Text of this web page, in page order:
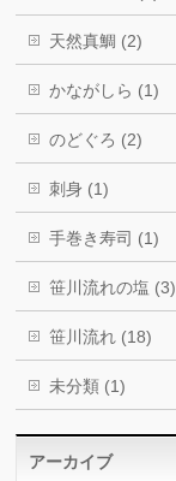
天然真鯛 (2)
かながしら (1)
のどぐろ (2)
刺身 (1)
手巻き寿司 (1)
笹川流れの塩 (3)
笹川流れ (18)
未分類 (1)
アーカイブ